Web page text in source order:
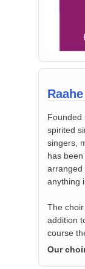
Founded
spirited
singers,
has
arranged
anything
The
addition
course
Our